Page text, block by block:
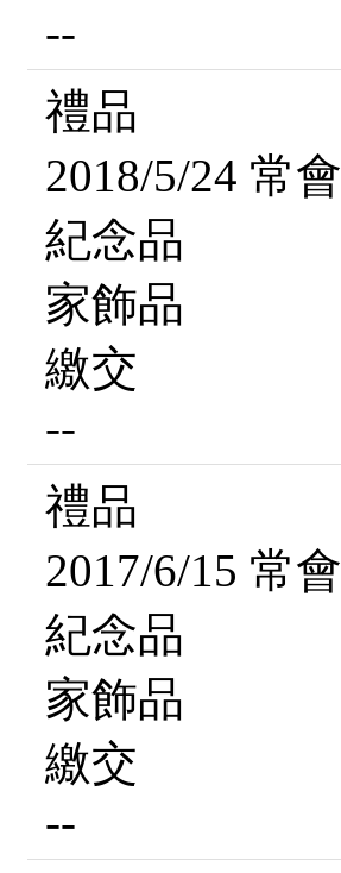
--
禮品
2018/5/24 常會
紀念品
家飾品
繳交
--
禮品
2017/6/15 常會
紀念品
家飾品
繳交
--